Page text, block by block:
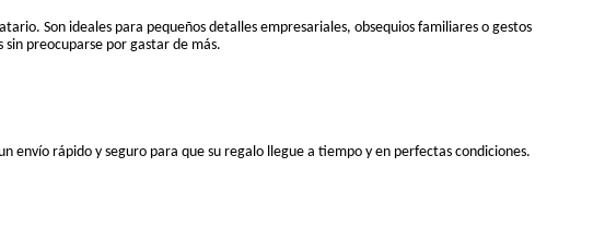
Son ideales para pequeños detalles empresariales, obsequios familiares o gestos
preocuparse por gastar de más.
envío rápido y seguro para que su regalo llegue a tiempo y en perfectas condiciones.